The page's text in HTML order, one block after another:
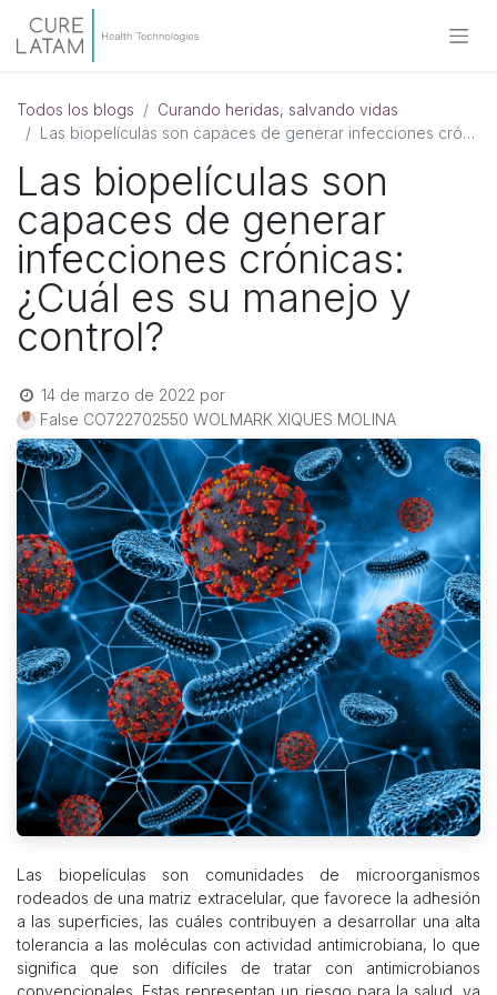
Todos los blogs
Curando heridas, salvando vidas
Las biopelículas son capaces de generar infecciones crónicas: ¿Cuál es su manejo y control?
Las biopelículas son
capaces de generar
infecciones crónicas:
¿Cuál es su manejo y
control?
14 de marzo de 2022 por
False CO722702550 WOLMARK XIQUES MOLINA
Las biopelículas son comunidades de microorganismos
rodeados de una matriz extracelular, que favorece la adhesión
a las superficies, las cuáles contribuyen a desarrollar una alta
tolerancia a las moléculas con actividad antimicrobiana, lo que
significa que son difíciles de tratar con antimicrobianos